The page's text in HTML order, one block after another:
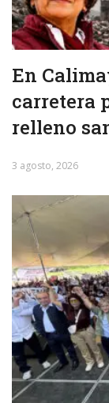
En
carretera
relleno
3 agosto, 2026